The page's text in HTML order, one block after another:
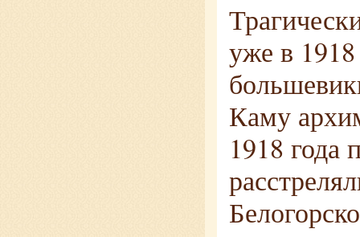
уже в 1918
Каму
1918 года